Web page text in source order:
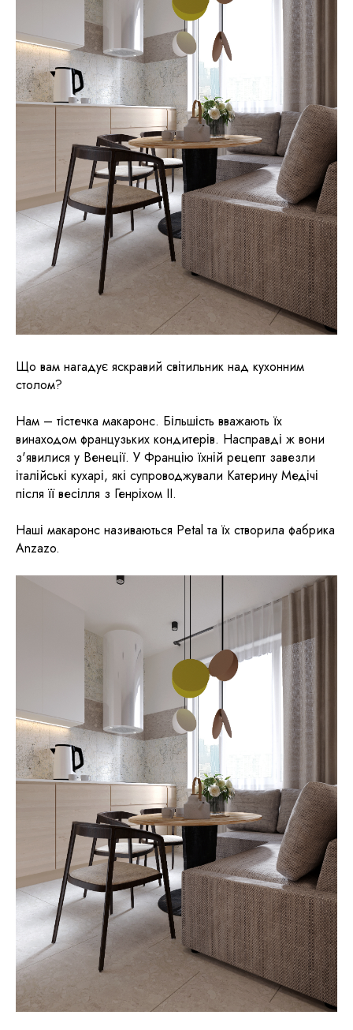
Що вам нагадує яскравий світильник над кухонним
столом?
Нам – тістечка макаронс. Більшість вважають їх
винаходом французьких кондитерів. Насправді ж вони
з'явилися у Венеції. У Францію їхній рецепт завезли
італійські кухарі, які супроводжували Катерину Медічі
після її весілля з Генріхом II.
Наші макаронс називаються Petal та їх створила фабрика
Anzazo.